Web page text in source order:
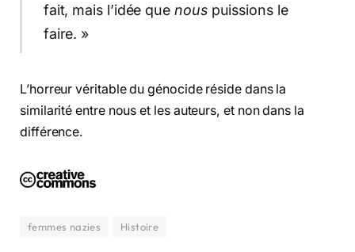
fait, mais l’idée quenouspuissions le
faire. »
L’horreur véritable du génocide réside dans la
similarité entre nous et les auteurs, et non dans la
différence.
femmes nazies Histoire